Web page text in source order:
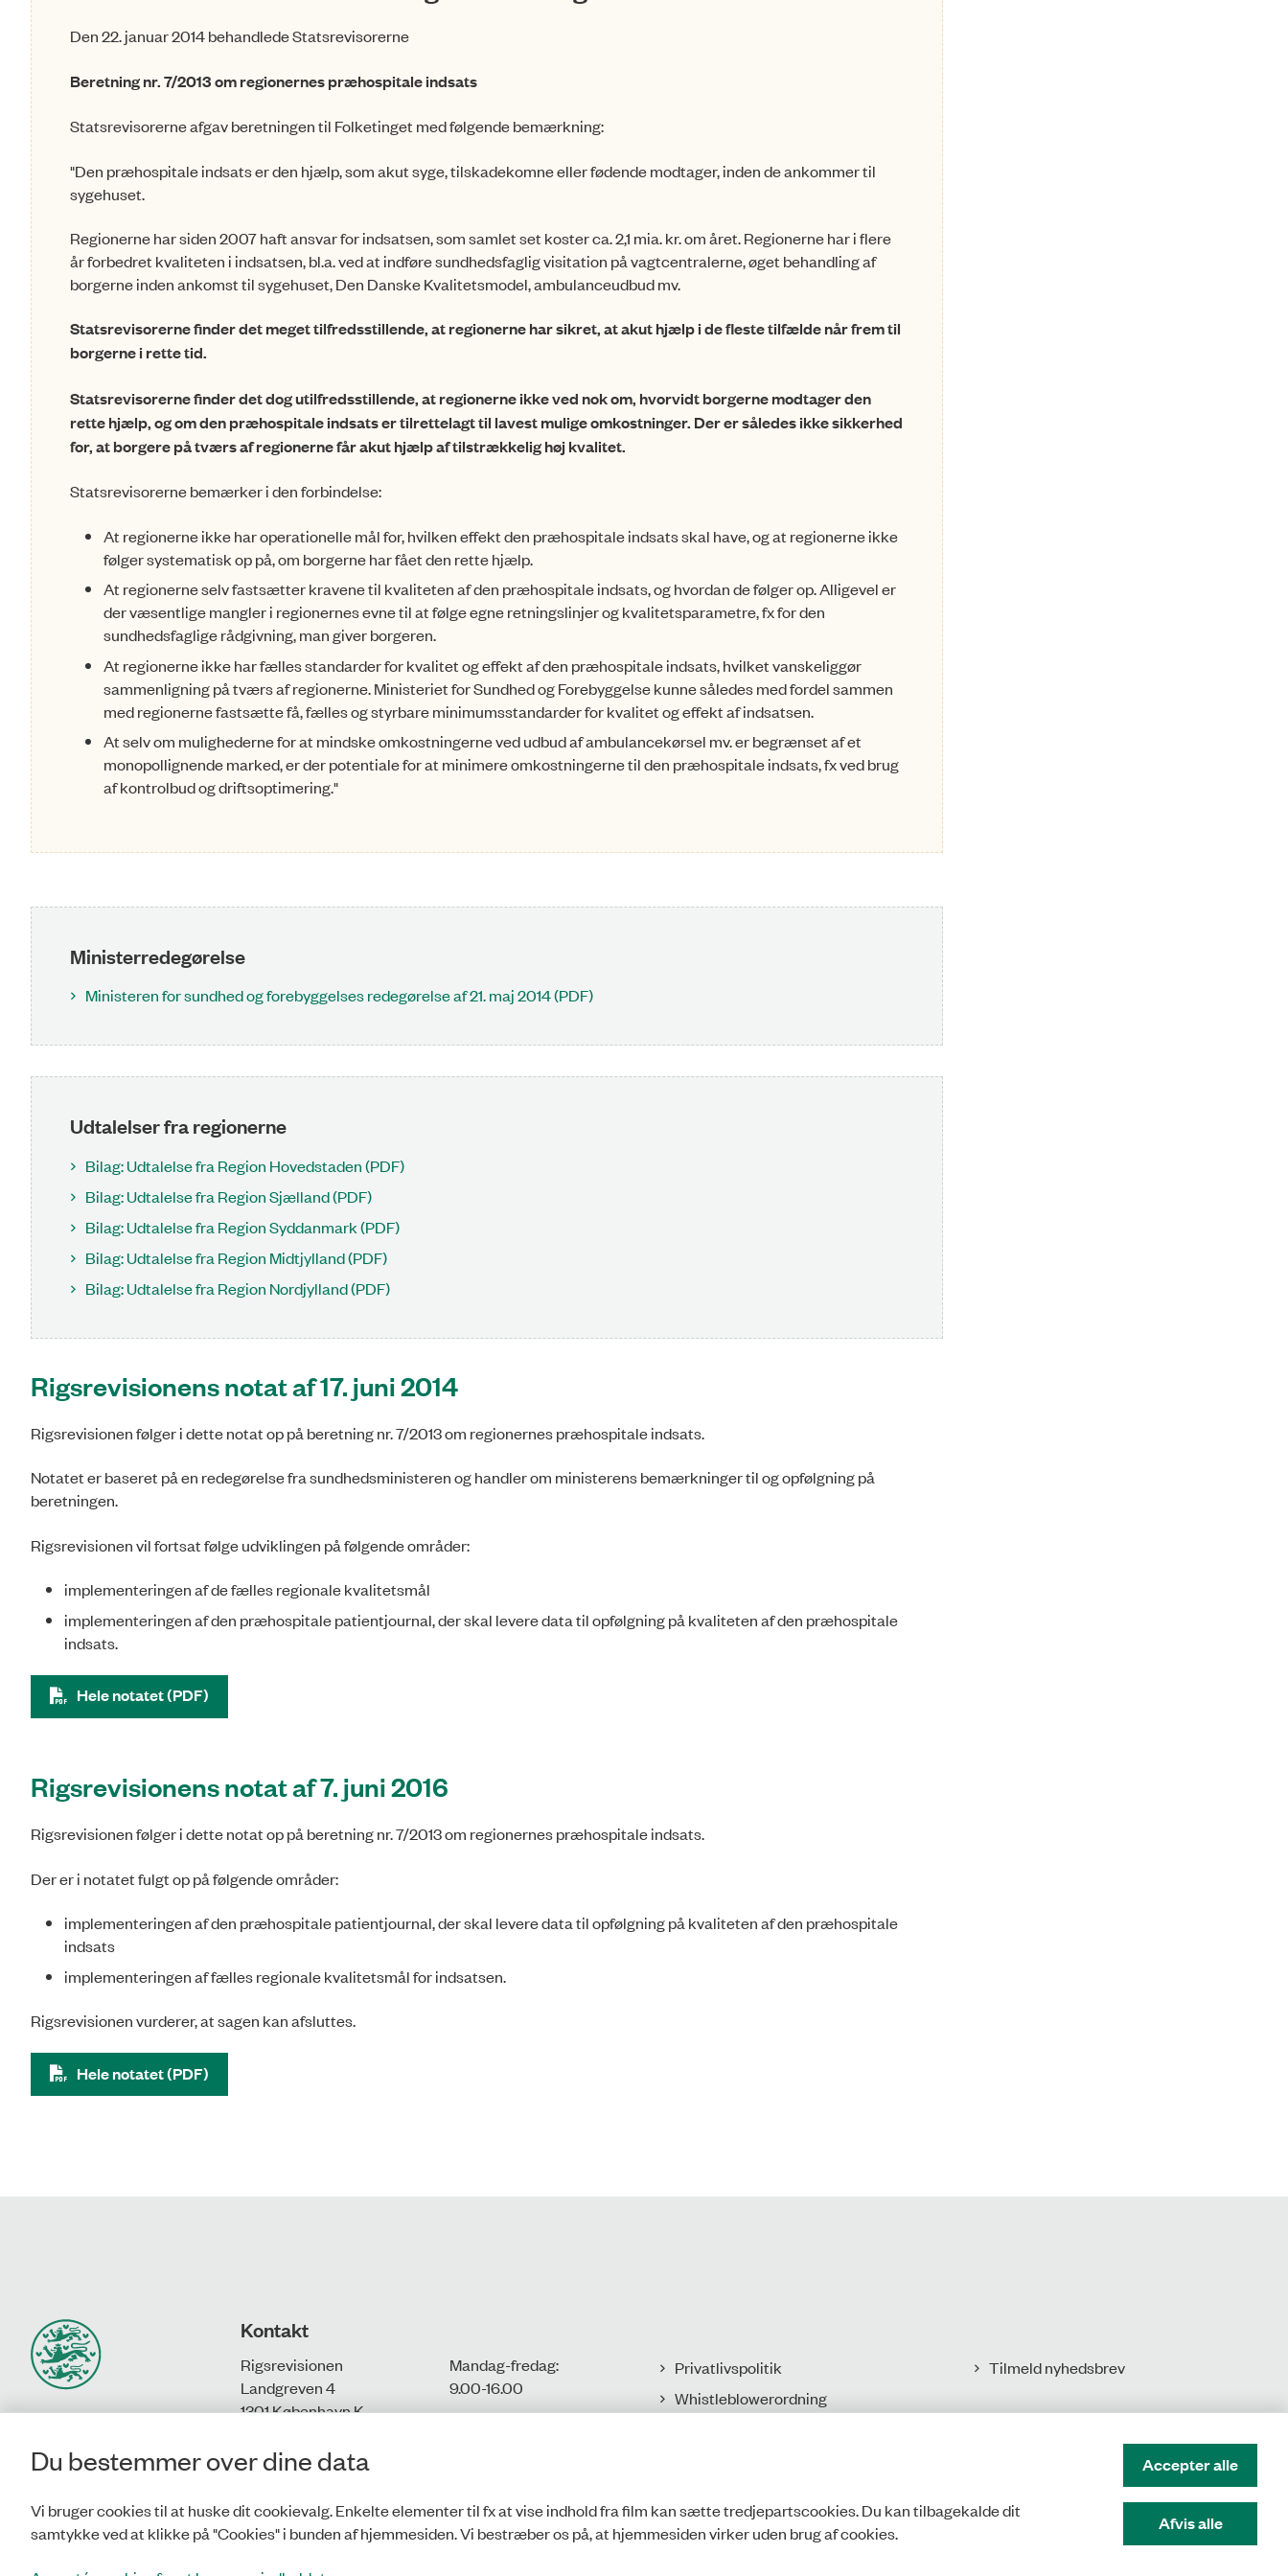
Den 22. januar 2014 behandlede Statsrevisorerne
Beretning nr. 7/2013 om regionernes præhospitale indsats
Statsrevisorerne afgav beretningen til Folketinget med følgende bemærkning:
"Den præhospitale indsats er den hjælp, som akut syge, tilskadekomne eller fødende modtager, inden de ankommer til
sygehuset.
Regionerne har siden 2007 haft ansvar for indsatsen, som samlet set koster ca. 2,1 mia. kr. om året. Regionerne har i flere
år forbedret kvaliteten i indsatsen, bl.a. ved at indføre sundhedsfaglig visitation på vagtcentralerne, øget behandling af
borgerne in­den ankomst til sygehuset, Den Danske Kvalitetsmodel, ambulanceudbud mv.
Statsrevisorerne finder det meget tilfredsstillende, at regionerne har sikret, at akut hjælp i de fleste tilfælde når frem til
borgerne i rette tid.
Statsrevisorerne finder det dog utilfredsstillende, at regionerne ikke ved nok om, hvorvidt borgerne modtager den
rette hjælp, og om den præhospitale ind­sats er tilrettelagt til lavest mulige omkostninger. Der er således ikke sikkerhed
for, at borgere på tværs af regionerne får akut hjælp af tilstrækkelig høj kvalitet.
Statsrevisorerne bemærker i den forbindelse:
At regionerne ikke har operationelle mål for, hvilken effekt den præhospitale indsats skal have, og at regionerne ikke
følger systematisk op på, om borgerne har fået den rette hjælp.
At regionerne selv fastsætter kravene til kvaliteten af den præhospitale indsats, og hvordan de følger op. Alligevel er
der væsentlige mangler i regionernes evne til at følge egne retningslinjer og kvalitetsparametre, fx for den
sundhedsfaglige rådgivning, man giver borgeren.
At regionerne ikke har fælles standarder for kvalitet og effekt af den præhospitale indsats, hvilket vanskeliggør
sammenligning på tværs af regionerne. Ministeriet for Sundhed og Forebyggelse kunne således med fordel sammen
med regionerne fastsætte få, fælles og styrbare minimumsstandarder for kvalitet og effekt af indsatsen.
At selv om mulighederne for at mindske omkostningerne ved udbud af ambulancekørsel mv. er begrænset af et
monopollignende marked, er der potentiale for at minimere omkostningerne til den præhospitale indsats, fx ved brug
af kontrolbud og driftsoptimering."
Ministerredegørelse
Ministeren for sundhed og forebyggelses redegørelse af 21. maj 2014 (PDF)
Udtalelser fra regionerne
Bilag: Udtalelse fra Region Hovedstaden (PDF)
Bilag: Udtalelse fra Region Sjælland (PDF)
Bilag: Udtalelse fra Region Syddanmark (PDF)
Bilag: Udtalelse fra Region Midtjylland (PDF)
Bilag: Udtalelse fra Region Nordjylland (PDF)
Rigsrevisionens notat af 17. juni 2014
Rigsrevisionen følger i dette notat op på beretning nr. 7/2013 om regionernes præhospitale indsats.
Notatet er baseret på en redegørelse fra sundhedsministeren og handler om ministerens bemærkninger til og opfølgning på
beretningen.
Rigsrevisionen vil fortsat følge udviklingen på følgende områder:
implementeringen af de fælles regionale kvalitetsmål
implementeringen af den præhospitale patientjournal, der skal levere data til opfølgning på kvaliteten af den præhospitale
indsats.
Hele notatet (PDF)
Rigsrevisionens notat af 7. juni 2016
Rigsrevisionen følger i dette notat op på beretning nr. 7/2013 om regionernes præhospitale indsats.
Der er i notatet fulgt op på følgende områder:
implementeringen af den præhospitale patientjournal, der skal levere data til opfølgning på kvaliteten af den præhospitale
indsats
implementeringen af fælles regionale kvalitetsmål for indsatsen.
Rigsrevisionen vurderer, at sagen kan afsluttes.
Hele notatet (PDF)
Kontakt
Rigsrevisionen
Landgreven 4
1301 København K
T: 33 92 84 00
Mandag-fredag:
9.00-16.00​
Privatlivspolitik
Whistleblowerordning
Tilmeld nyhedsbrev
Du bestemmer over dine data
Vi bruger cookies til at huske dit cookievalg. Enkelte elementer til fx at vise indhold fra film kan sætte tredjepartscookies. Du kan tilbagekalde dit
samtykke ved at klikke på "Cookies" i bunden af hjemmesiden. Vi bestræber os på, at hjemmesiden virker uden brug af cookies.
Accepter alle
Afvis alle